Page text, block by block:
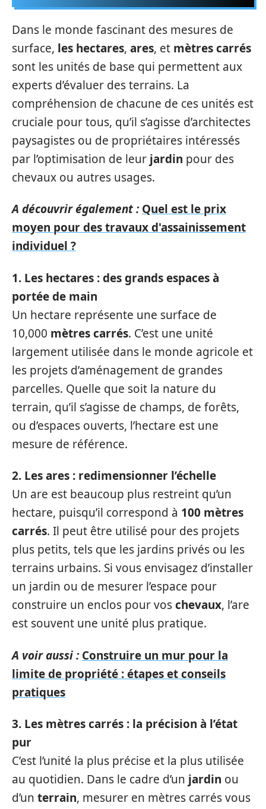
Dans le monde fascinant des mesures de
surface, les hectares, ares, et mètres carrés
sont les unités de base qui permettent aux
experts d’évaluer des terrains. La
compréhension de chacune de ces unités est
cruciale pour tous, qu’il s’agisse d’architectes
paysagistes ou de propriétaires intéressés
par l’optimisation de leur jardin pour des
chevaux ou autres usages.
A découvrir également : Quel est le prix
moyen pour des travaux d'assainissement
individuel ?
1. Les hectares : des grands espaces à
portée de main
Un hectare représente une surface de
10,000 mètres carrés. C’est une unité
largement utilisée dans le monde agricole et
les projets d’aménagement de grandes
parcelles. Quelle que soit la nature du
terrain, qu’il s’agisse de champs, de forêts,
ou d’espaces ouverts, l’hectare est une
mesure de référence.
2. Les ares : redimensionner l’échelle
Un are est beaucoup plus restreint qu’un
hectare, puisqu’il correspond à 100 mètres
carrés. Il peut être utilisé pour des projets
plus petits, tels que les jardins privés ou les
terrains urbains. Si vous envisagez d’installer
un jardin ou de mesurer l’espace pour
construire un enclos pour voschevaux, l’are
est souvent une unité plus pratique.
A voir aussi : Construire un mur pour la
limite de propriété : étapes et conseils
pratiques
3. Les mètres carrés : la précision à l’état
pur
C’est l’unité la plus précise et la plus utilisée
au quotidien. Dans le cadre d’un jardin ou
d’un terrain, mesurer en mètres carrés vous